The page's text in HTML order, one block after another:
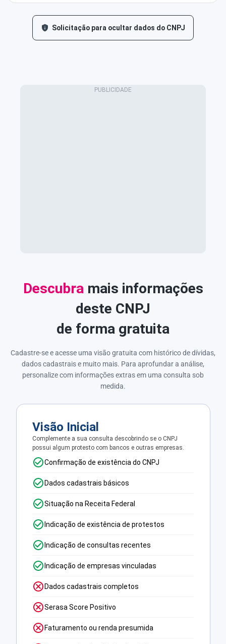
Solicitação para ocultar dados do CNPJ
Descubra mais informações
deste CNPJ
de forma gratuita
Cadastre-se e acesse uma visão gratuita com histórico de dívidas,
dados cadastrais e muito mais. Para aprofundar a análise,
personalize com informações extras em uma consulta sob
medida.
Visão Inicial
Complemente a sua consulta descobrindo se o CNPJ
possui algum protesto com bancos e outras empresas.
Confirmação de existência do CNPJ
Dados cadastrais básicos
Situação na Receita Federal
Indicação de existência de protestos
Indicação de consultas recentes
Indicação de empresas vinculadas
Dados cadastrais completos
Serasa Score Positivo
Faturamento ou renda presumida